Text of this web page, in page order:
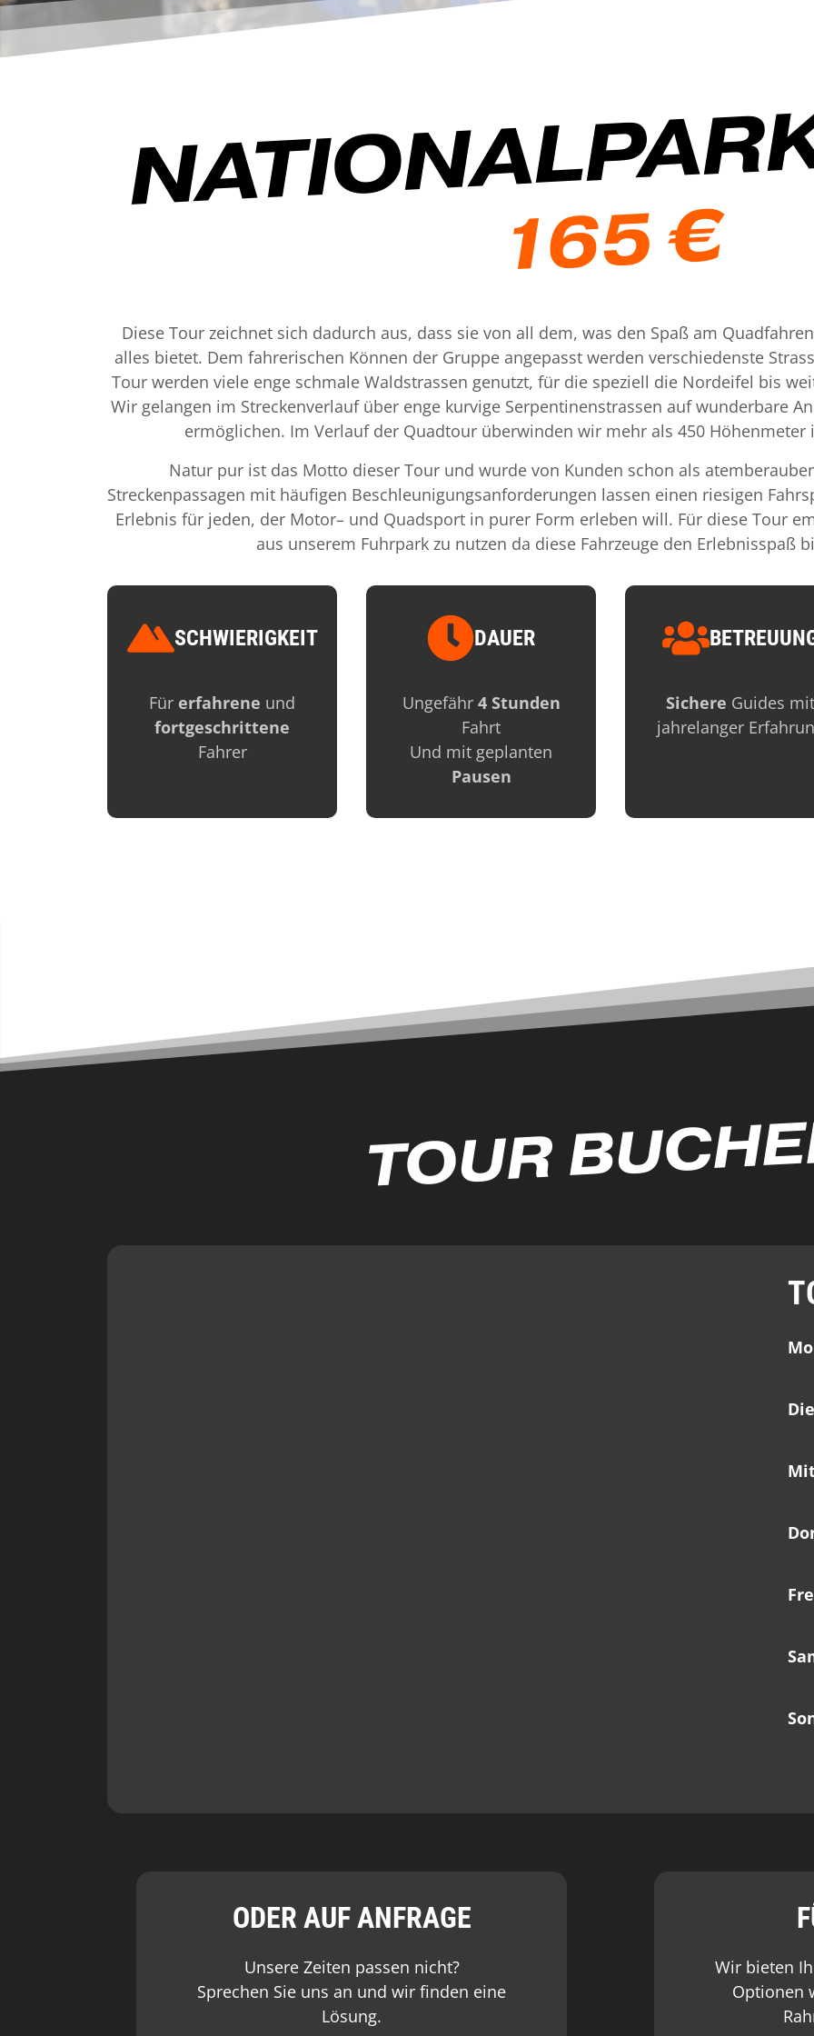
165 €
Diese Tour zeichnet sich dadurch aus, dass sie von all dem, was den Spaß am
alles bietet. Dem fahrerischen Können der Gruppe angepasst werden verschiedenste
Tour werden viele enge schmale Waldstrassen genutzt, für die speziell die Nordeifel bis
Wir gelangen im Streckenverlauf über enge kurvige Serpentinenstrassen auf wunderbare
ermöglichen. Im Verlauf der Quadtour überwinden wir mehr als 450
Natur pur ist das Motto dieser Tour und wurde von Kunden schon als
Streckenpassagen mit häufigen Beschleunigungsanforderungen lassen einen riesigen
Erlebnis für jeden, der Motor– und Quadsport in purer Form erleben will. Für diese Tour
aus unserem Fuhrpark zu nutzen da diese Fahrzeuge den Erlebnisspaß
SCHWIERIGKEIT
Image
Für erfahrene und
fortgeschrittene
Fahrer
DAUER
Image
Ungefähr 4 Stunden
Fahrt
Und mit geplanten
Pausen
Image
Sichere Guides mit
jahrelanger
TOUR
ODER AUF ANFRAGE
Unsere Zeiten passen nicht?
Sprechen Sie uns an und wir finden eine
Lösung.
Wir bieten
Optionen